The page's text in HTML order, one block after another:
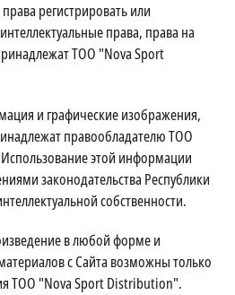
регистрировать или
права, права на
ТОО "Nova Sport
и графические изображения,
правообладателю ТОО
этой информации
законодательства Республики
собственности.
в любой форме и
с Сайта возможны только
ТОО "Nova Sport Distribution".